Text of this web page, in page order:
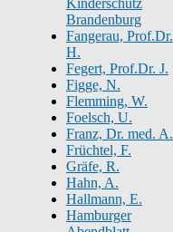
Kinderschutz
Brandenburg
Fangerau, Prof.Dr.
H.
Fegert, Prof.Dr. J.
Figge, N.
Flemming, W.
Foelsch, U.
Franz, Dr. med. A.
Früchtel, F.
Gräfe, R.
Hahn, A.
Hallmann, E.
Hamburger